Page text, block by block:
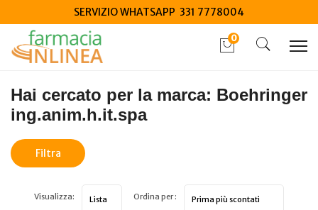
SERVIZIO WHATSAPP 331 7778004
0
Home Marche parafarmaci Boehringer ing.anim.h.it.spa
Hai cercato per la marca: Boehringer
ing.anim.h.it.spa
Filtra
Visualizza: Ordina per :